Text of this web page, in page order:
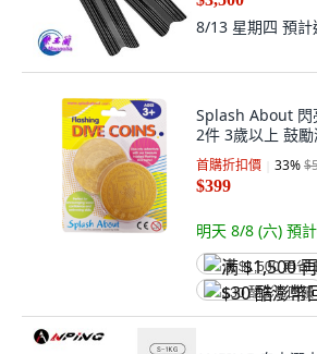
8/13 星期四 預計
Splash About 閃
2件 3歲以上 鼓
首購折扣價 33%
$399
明天 8/8 (六) 預
满 $1,500 再省
$30 酷澎幣回饋